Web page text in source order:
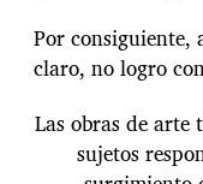
Por
claro, no logro
Las obras de
sujetos